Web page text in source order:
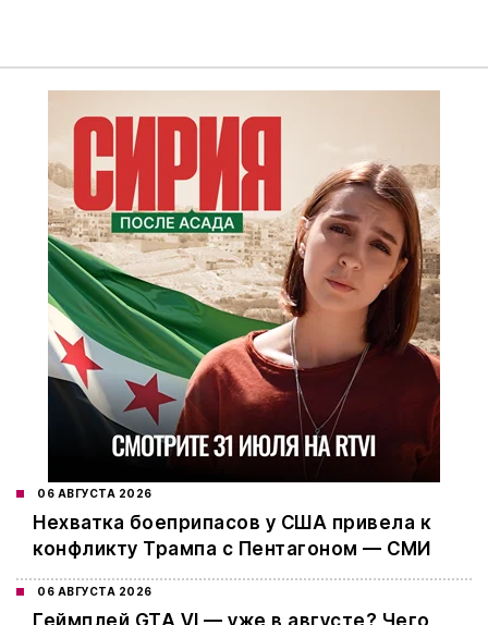
06 АВГУСТА 2026
Нехватка боеприпасов у США привела к
конфликту Трампа с Пентагоном — СМИ
06 АВГУСТА 2026